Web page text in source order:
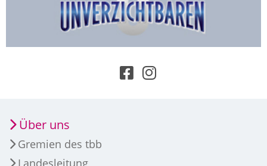
Über uns
Gremien des tbb
Landesleitung